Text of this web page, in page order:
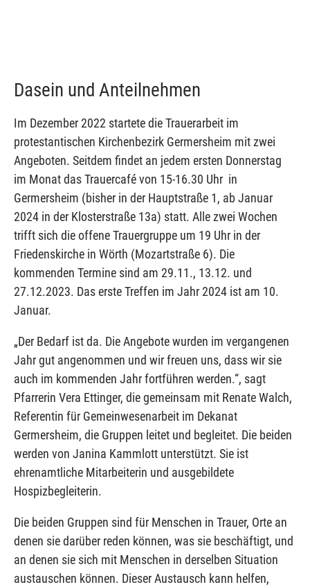
Dasein und Anteilnehmen
Im Dezember 2022 startete die Trauerarbeit im
protestantischen Kirchenbezirk Germersheim mit zwei
Angeboten. Seitdem findet an jedem ersten Donnerstag
im Monat das Trauercafé von 15-16.30 Uhr in
Germersheim (bisher in der Hauptstraße 1, ab Januar
2024 in der Klosterstraße 13a) statt. Alle zwei Wochen
trifft sich die offene Trauergruppe um 19 Uhr in der
Friedenskirche in Wörth (Mozartstraße 6). Die
kommenden Termine sind am 29.11., 13.12. und
27.12.2023. Das erste Treffen im Jahr 2024 ist am 10.
Januar.
„Der Bedarf ist da. Die Angebote wurden im vergangenen
Jahr gut angenommen und wir freuen uns, dass wir sie
auch im kommenden Jahr fortführen werden.“, sagt
Pfarrerin Vera Ettinger, die gemeinsam mit Renate Walch,
Referentin für Gemeinwesenarbeit im Dekanat
Germersheim, die Gruppen leitet und begleitet. Die beiden
werden von Janina Kammlott unterstützt. Sie ist
ehrenamtliche Mitarbeiterin und ausgebildete
Hospizbegleiterin.
Die beiden Gruppen sind für Menschen in Trauer, Orte an
denen sie darüber reden können, was sie beschäftigt, und
an denen sie sich mit Menschen in derselben Situation
austauschen können. Dieser Austausch kann helfen,